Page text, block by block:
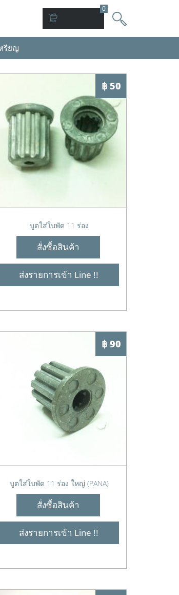
รียญ
0
฿ 50
บูตใส่ใบพัด 11 ร่อง
สั่งซื้อสินค้า
ส่งรายการเข้า Line !!
฿ 90
บูตใส่ใบพัด 11 ร่อง ใหญ่ (PANA)
สั่งซื้อสินค้า
ส่งรายการเข้า Line !!